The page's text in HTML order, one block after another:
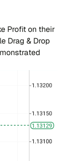
Profit on their
Drag & Drop